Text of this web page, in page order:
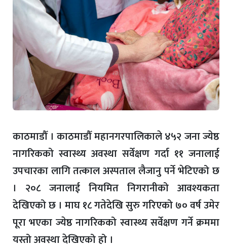
काठमाडौँ । काठमाडौँ महानगरपालिकाले ४५२ जना ज्येष्ठ
नागरिकको स्वास्थ्य अवस्था सर्वेक्षण गर्दा ११ जनालाई
उपचारका लागि तत्काल अस्पताल लैजानु पर्ने भेटिएको छ
। २०८ जनालाई नियमित निगरानीको आवश्यकता
देखिएको छ । माघ १८ गतेदेखि सुरु गरिएको ७० वर्ष उमेर
पूरा भएका ज्येष्ठ नागरिकको स्वास्थ्य सर्वेक्षण गर्ने क्रममा
यस्तो अवस्था देखिएको हो ।